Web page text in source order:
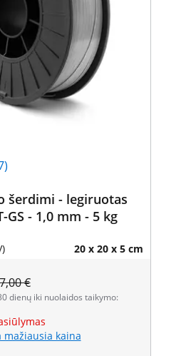
šerdimi - legiruotas
GS - 1,0 mm - 5 kg
20 x 20 x 5 cm
€
dienų iki nuolaidos taikymo:
mažiausia kaina